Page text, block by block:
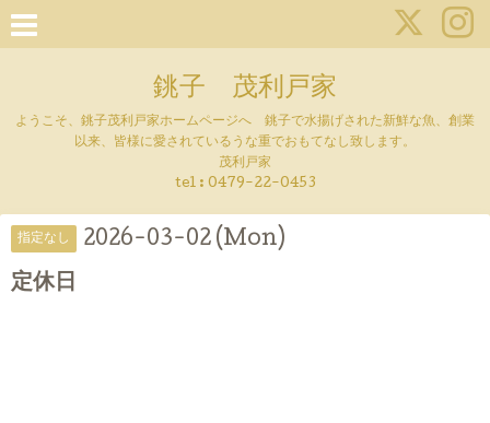
銚子 茂利戸家
ようこそ、銚子茂利戸家ホームページへ 銚子で水揚げされた新鮮な魚、創業
以来、皆様に愛されているうな重でおもてなし致します。
茂利戸家
tel : 0479-22-0453
指定なし 2026-03-02 (Mon)
定休日